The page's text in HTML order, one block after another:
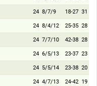
24 8/7/9 18-27 31
24 8/4/12 25-35 28
24 7/7/10 42-38 28
24 6/5/13 23-37 23
24 5/5/14 23-38 20
24 4/7/13 24-42 19